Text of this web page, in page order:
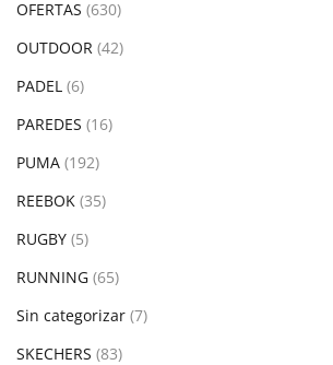
OFERTAS (630)
OUTDOOR (42)
PADEL (6)
PAREDES (16)
PUMA (192)
REEBOK (35)
RUGBY (5)
RUNNING (65)
Sin categorizar (7)
SKECHERS (83)